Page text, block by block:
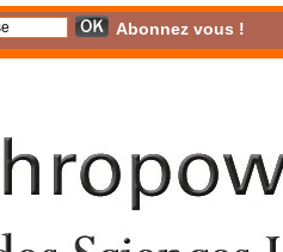
Abonnez vous !